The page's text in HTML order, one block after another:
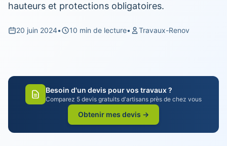
hauteurs et protections obligatoires.
20 juin 2024• 10 min de lecture• Travaux-Renov
Besoin d'un devis pour vos travaux ?
Comparez 5 devis gratuits d'artisans près de chez vous
Obtenir mes devis →